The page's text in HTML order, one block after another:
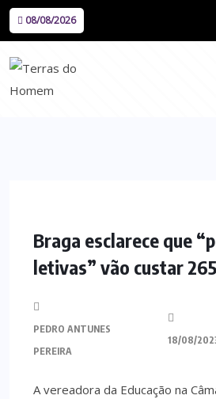
08/08/2026
Braga esclarece que
letivas” vão custar
PEDRO ANTUNES
PEREIRA
18/08/
A vereadora da Educação na